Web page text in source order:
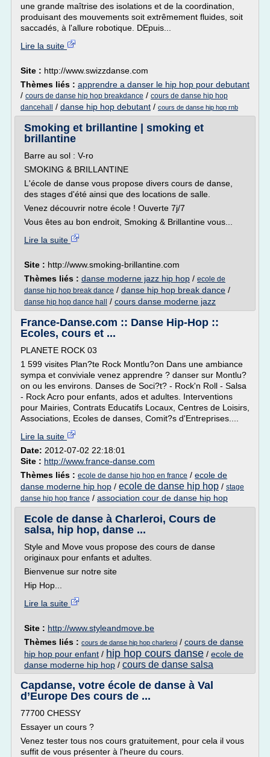
une grande maîtrise des isolations et de la coordination,
produisant des mouvements soit extrêmement fluides, soit
saccadés, à l'allure robotique. DEpuis...
Lire la suite
Site : http://www.swizzdanse.com
Thèmes liés : apprendre a danser le hip hop pour debutant
/ cours de danse hip hop breakdance / cours de danse hip hop
dancehall
/ danse hip hop debutant / cours de danse hip hop rnb
Smoking et brillantine | smoking et
brillantine
Barre au sol : V-ro
SMOKING & BRILLANTINE
L'école de danse vous propose divers cours de danse,
des stages d'été ainsi que des locations de salle.
Venez découvrir notre école ! Ouverte 7j/7
Vous êtes au bon endroit, Smoking & Brillantine vous...
Lire la suite
Site : http://www.smoking-brillantine.com
Thèmes liés : danse moderne jazz hip hop / ecole de
danse hip hop break dance / danse hip hop break dance /
danse hip hop dance hall / cours danse moderne jazz
France-Danse.com :: Danse Hip-Hop ::
Ecoles, cours et ...
PLANETE ROCK 03
1 599 visites Plan?te Rock Montlu?on Dans une ambiance
sympa et conviviale venez apprendre ? danser sur Montlu?
on ou les environs. Danses de Soci?t? - Rock'n Roll - Salsa
- Rock Acro pour enfants, ados et adultes. Interventions
pour Mairies, Contrats Educatifs Locaux, Centres de Loisirs,
Associations, Ecoles de danses, Comit?s d'Entreprises....
Lire la suite
Date: 2012-07-02 22:18:01
Site : http://www.france-danse.com
Thèmes liés : ecole de danse hip hop en france / ecole de
danse moderne hip hop / ecole de danse hip hop / stage
danse hip hop france / association cour de danse hip hop
Ecole de danse à Charleroi, Cours de
salsa, hip hop, danse ...
Style and Move vous propose des cours de danse
originaux pour enfants et adultes.
Bienvenue sur notre site
Hip Hop...
Lire la suite
Site : http://www.styleandmove.be
Thèmes liés : cours de danse hip hop charleroi / cours de danse
hip hop pour enfant / hip hop cours danse / ecole de
danse moderne hip hop / cours de danse salsa
Capdanse, votre école de danse à Val
d’Europe Des cours de ...
77700 CHESSY
Essayer un cours ?
Venez tester tous nos cours gratuitement, pour cela il vous
suffit de vous présenter à l'heure du cours.